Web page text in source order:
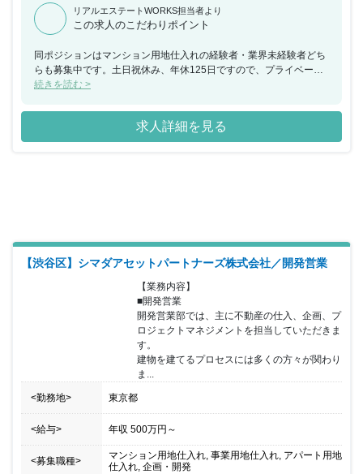
リアルエステートWORKS担当者より
この求人のこだわりポイント
同ポジションはマンション用地仕入れの経験者・業界未経験者どち
らも募集中です。土日祝休み、年休125日ですので、プライベート
重視の方にもおすすめです。 同社は自社マンションブランドの都市
ーズはグッドデザイン賞も受賞しており、その街ならではのライフ
スタイルを実現するマンションを提案し続け、増収増益を継続して
おり急成長中の企業になります。
続きを読む >
求人詳細を見る
【渋谷区】シマダアセットパートナーズ株式会社／開発営業
【業務内容】
■開発営業
開発営業部では、主に不動産の仕入、企画、プ
ロジェクトマネジメントを担当していただきま
す。
建物を建てるプロセスには多くの方々が関わり
ま...
<勤務地> 東京都
<給与> 年収 500万円 ～
<募集職種>
マンション用地仕入れ, 事業用地仕入れ, アパート用地
仕入れ, 企画・開発